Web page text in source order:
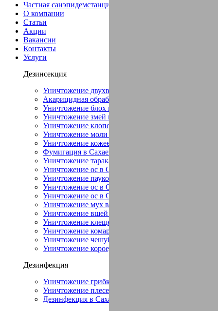
Частная санэпидемстанция СЭС в Сахаево
О компании
Статьи
Акции
Вакансии
Контакты
Услуги
Дезинсекция
Уничтожение двухвостки в Сахаево
Акарицидная обработка в Сахаево
Уничтожение блох в Сахаево
Уничтожение змей в Сахаево
Уничтожение клопов в Сахаево
Уничтожение моли в Сахаево
Уничтожение кожееда в Сахаево
Фумигация в Сахаево
Уничтожение тараканов в Сахаево
Уничтожение ос в Сахаево
Уничтожение пауков в Сахаево
Уничтожение ос в Сахаево
Уничтожение ос в Сахаево
Уничтожение мух в Сахаево
Уничтожение вшей в Сахаево
Уничтожение клещей в Сахаево
Уничтожение комаров в Сахаево
Уничтожение чешуйниц в Сахаево
Уничтожение короеда в Сахаево
Дезинфекция
Уничтожение грибка в Сахаево
Уничтожение плесени в Сахаево
Дезинфекция в Сахаево